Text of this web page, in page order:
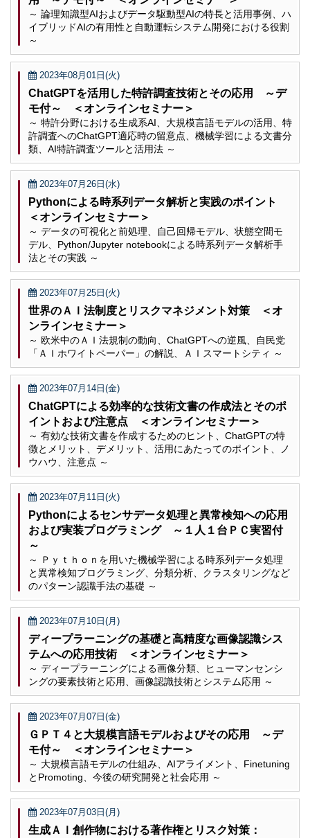
～ 論理知識型AIおよびデータ駆動型AIの特長と活用事例、ハ
イブリッドAIの有用性と自動運転システム開発における役割
～
2023年08月01日(火)
ChatGPTを活用した特許調査技術とその応用 ～デ
モ付～ ＜オンラインセミナー＞
～ 特許分野における生成系AI、大規模言語モデルの活用、特
許調査へのChatGPT適応時の留意点、機械学習による文書分
類、AI特許調査ツールと活用法 ～
2023年07月26日(水)
Pythonによる時系列データ解析と実践のポイント
＜オンラインセミナー＞
～ データの可視化と前処理、自己回帰モデル、状態空間モ
デル、Python/Jupyter notebookによる時系列データ解析手
法とその実践 ～
2023年07月25日(火)
世界のＡＩ法制度とリスクマネジメント対策 ＜オ
ンラインセミナー＞
～ 欧米中のＡＩ法規制の動向、ChatGPTへの逆風、自民党
「ＡＩホワイトペーパー」の解説、ＡＩスマートシティ ～
2023年07月14日(金)
ChatGPTによる効率的な技術文書の作成法とそのポ
イントおよび注意点 ＜オンラインセミナー＞
～ 有効な技術文書を作成するためのヒント、ChatGPTの特
徴とメリット、デメリット、活用にあたってのポイント、ノ
ウハウ、注意点 ～
2023年07月11日(火)
Pythonによるセンサデータ処理と異常検知への応用
および実装プログラミング ～１人１台ＰＣ実習付
～
～ Ｐｙｔｈｏｎを用いた機械学習による時系列データ処理
と異常検知プログラミング、分類分析、クラスタリングなど
のパターン認識手法の基礎 ～
2023年07月10日(月)
ディープラーニングの基礎と高精度な画像認識シス
テムへの応用技術 ＜オンラインセミナー＞
～ ディープラーニングによる画像分類、ヒューマンセンシ
ングの要素技術と応用、画像認識技術とシステム応用 ～
2023年07月07日(金)
ＧＰＴ４と大規模言語モデルおよびその応用 ～デ
モ付～ ＜オンラインセミナー＞
～ 大規模言語モデルの仕組み、AIアライメント、Finetuning
とPromoting、今後の研究開発と社会応用 ～
2023年07月03日(月)
生成ＡＩ創作物における著作権とリスク対策：